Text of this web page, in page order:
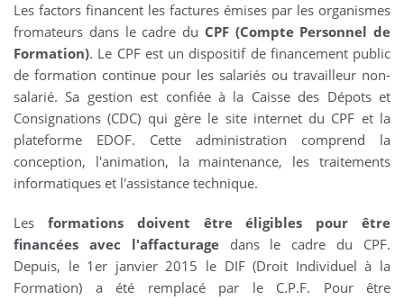
Les factors financent les factures émises par les organismes
fromateurs dans le cadre du CPF (Compte Personnel de
Formation). Le CPF est un dispositif de financement public
de formation continue pour les salariés ou travailleur non-
salarié. Sa gestion est confiée à la Caisse des Dépots et
Consignations (CDC) qui gère le site internet du CPF et la
plateforme EDOF. Cette administration comprend la
conception, l'animation, la maintenance, les traitements
informatiques et l'assistance technique.
Les formations doivent être éligibles pour être
financées avec l'affacturagedans le cadre du CPF.
Depuis, le 1er janvier 2015 le DIF (Droit Individuel à la
Formation) a été remplacé par le C.P.F. Pour être